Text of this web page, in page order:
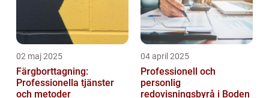
02 maj 2025
Färgborttagning:
Professionella tjänster
och metoder
04 april 2025
Professionell och
personlig
redovisningsbyrå i Boden